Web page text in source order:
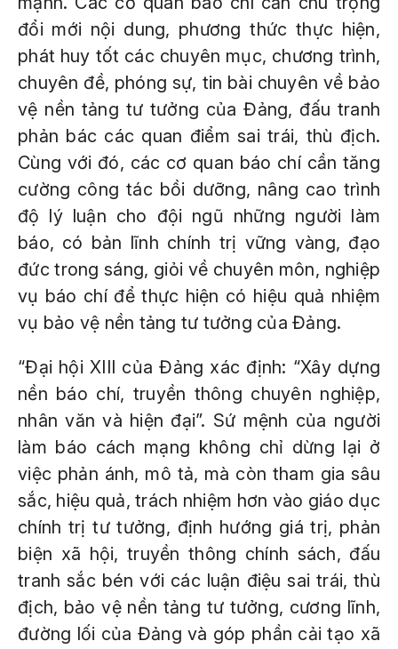
đổi mới nội dung, phương thức thực hiện,
phát huy tốt các chuyên mục, chương trình,
chuyên đề, phóng sự, tin bài chuyên về bảo
vệ nền tảng tư tưởng của Đảng, đấu tranh
phản bác các quan điểm sai trái, thù địch.
Cùng với đó, các cơ quan báo chí cần tăng
cường công tác bồi dưỡng, nâng cao trình
độ lý luận cho đội ngũ những người làm
báo, có bản lĩnh chính trị vững vàng, đạo
đức trong sáng, giỏi về chuyên môn, nghiệp
vụ báo chí để thực hiện có hiệu quả nhiệm
vụ bảo vệ nền tảng tư tưởng của Đảng.
“Đại hội XIII của Đảng xác định: “Xây dựng
nền báo chí, truyền thông chuyên nghiệp,
nhân văn và hiện đại”. Sứ mệnh của người
làm báo cách mạng không chỉ dừng lại ở
việc phản ánh, mô tả, mà còn tham gia sâu
sắc, hiệu quả, trách nhiệm hơn vào giáo dục
chính trị tư tưởng, định hướng giá trị, phản
biện xã hội, truyền thông chính sách, đấu
tranh sắc bén với các luận điệu sai trái, thù
địch, bảo vệ nền tảng tư tưởng, cương lĩnh,
đường lối của Đảng và góp phần cải tạo xã